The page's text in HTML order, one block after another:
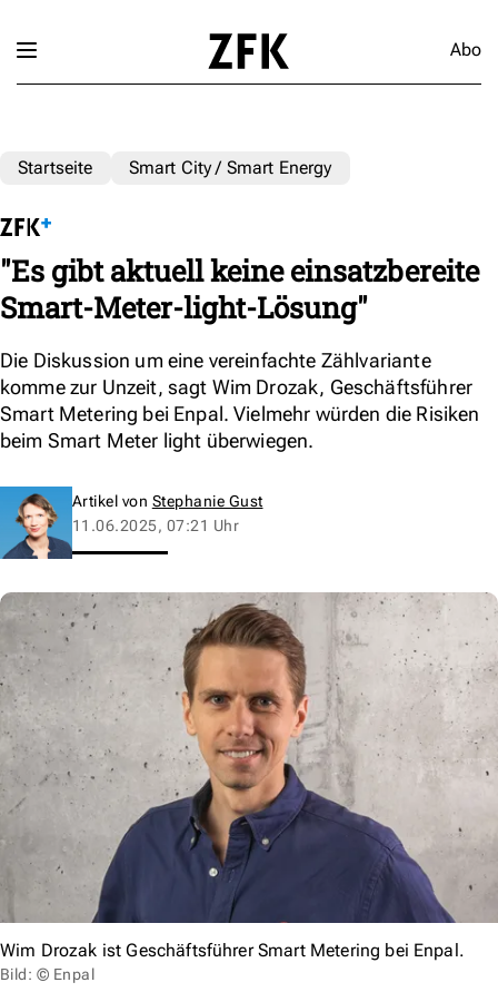
Abo
Startseite Smart City / Smart Energy
"Es gibt aktuell keine einsatzbereite
Smart-Meter-light-Lösung"
Die Diskussion um eine vereinfachte Zählvariante
komme zur Unzeit, sagt Wim Drozak, Geschäftsführer
Smart Metering bei Enpal. Vielmehr würden die Risiken
beim Smart Meter light überwiegen.
Artikel von Stephanie Gust
11.06.2025, 07:21 Uhr
Wim Drozak ist Geschäftsführer Smart Metering bei Enpal.
Bild: © Enpal